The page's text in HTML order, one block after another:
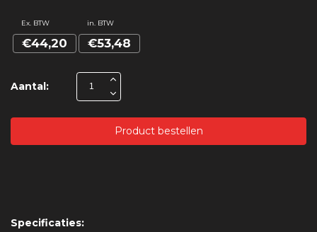
Aantal:
Ex. BTW in. BTW
€44,20 €53,48
Product bestellen
Specificaties: